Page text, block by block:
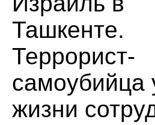
Ташкенте.
Террорист-
самоубийца
жизни